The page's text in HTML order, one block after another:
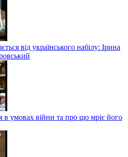
від українського набілу: Ірина
в умовах війни та про що мріє його